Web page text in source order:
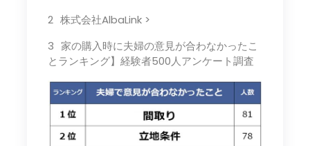
株式会社AlbaLink >
家の購入時に夫婦の意見が合わなかったこ
とランキング】経験者500人アンケート調査